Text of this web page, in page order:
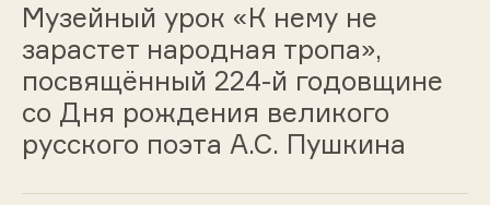
Музейный урок «К нему не
зарастет народная тропа»,
посвящённый 224-й годовщине
со Дня рождения великого
русского поэта А.С. Пушкина